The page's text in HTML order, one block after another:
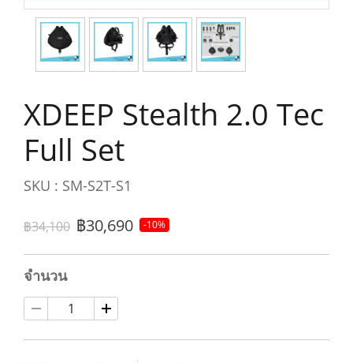
XDEEP Stealth 2.0 Tec
Full Set
SKU : SM-S2T-S1
฿34,100 ฿30,690 -10%
จำนวน